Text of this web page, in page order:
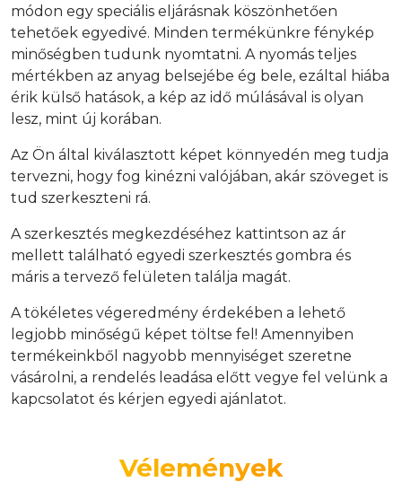
módon egy speciális eljárásnak köszönhetően
tehetőek egyedivé. Minden termékünkre fénykép
minőségben tudunk nyomtatni. A nyomás teljes
mértékben az anyag belsejébe ég bele, ezáltal hiába
érik külső hatások, a kép az idő múlásával is olyan
lesz, mint új korában.
Az Ön által kiválasztott képet könnyedén meg tudja
tervezni, hogy fog kinézni valójában, akár szöveget is
tud szerkeszteni rá.
A szerkesztés megkezdéséhez kattintson az ár
mellett található egyedi szerkesztés gombra és
máris a tervező felületen találja magát.
A tökéletes végeredmény érdekében a lehető
legjobb minőségű képet töltse fel! Amennyiben
termékeinkből nagyobb mennyiséget szeretne
vásárolni, a rendelés leadása előtt vegye fel velünk a
kapcsolatot és kérjen egyedi ajánlatot.
Vélemények